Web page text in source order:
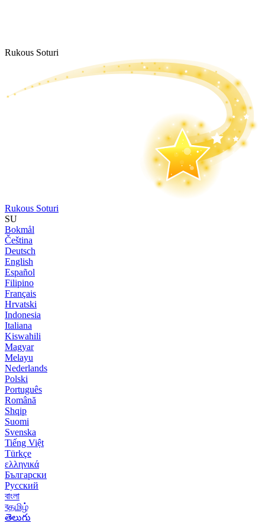
Rukous Soturi
Rukous Soturi
SU
Bokmål
Čeština
Deutsch
English
Español
Filipino
Français
Hrvatski
Indonesia
Italiana
Kiswahili
Magyar
Melayu
Nederlands
Polski
Português
Română
Shqip
Suomi
Svenska
Tiếng Việt
Türkçe
ελληνικά
Български
Русский
বাংলা
বதமிழ்
తెలుగు